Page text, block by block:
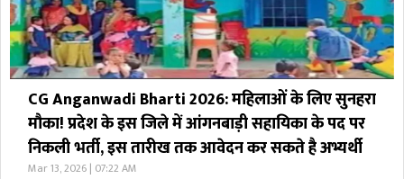
CG Anganwadi Bharti 2026: महिलाओं के लिए सुनहरा
मौका! प्रदेश के इस जिले में आंगनबाड़ी सहायिका के पद पर
निकली भर्ती, इस तारीख तक आवेदन कर सकते है अभ्यर्थी
Mar 13, 2026 | 07:22 AM